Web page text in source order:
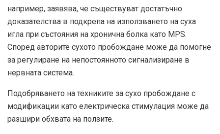
например, заявява, че съществуват достатъчно
доказателства в подкрепа на използването на суха
игла при състояния на хронична болка като MPS.
Според авторите сухото пробождане може да помогне
за регулиране на непостоянното сигнализиране в
нервната система.
Подобряването на техниките за сухо пробождане с
модификации като електрическа стимулация може да
разшири обхвата на ползите.